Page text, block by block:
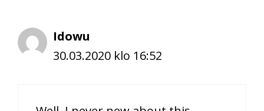
Idowu
30.03.2020 klo 16:52